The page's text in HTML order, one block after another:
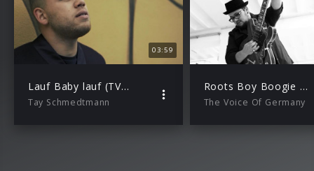
03:59
Lauf Baby lauf (TVOG 2016)
Tay Schmedtmann
Roots Boy Boogie (TVOG 2016)
The Voice Of Germany